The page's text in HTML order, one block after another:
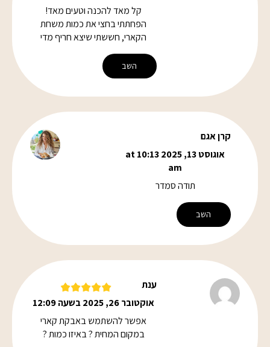
קל מאד להכנה וטעים מאד!
הפחתתי בחצי את כמות משחת
הקארי, חששתי שיצא חריף מדי
השב
קרן אגם
אוגוסט 13, 2025 at 10:13
am
תודה סמדר
השב
ענת
אוקטובר 26, 2025 בשעה 12:09
אפשר להשתמש באבקת קארי
במקום המחית ? באיזו כמות ?